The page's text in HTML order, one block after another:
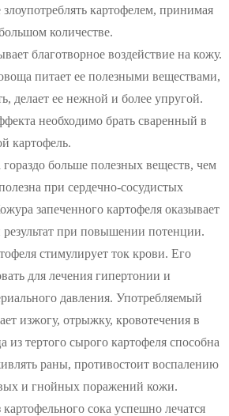
картофелем, принимая
количестве.
благотворное воздействие на кожу.
питает ее полезными веществами,
делает ее нежной и более упругой.
необходимо брать сваренный в
картофель.
больше полезных веществ, чем
при сердечно-сосудистых
запеченного картофеля оказывает
при повышении потенции.
стимулирует ток крови. Его
для лечения гипертонии и
давления. Употребляемый
изжогу, отрыжку, кровотечения в
из тертого сырого картофеля способна
раны, противостоит воспалению
и гнойных поражений кожи.
сока успешно лечатся